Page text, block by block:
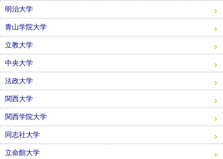
明治大学
青山学院大学
立教大学
中央大学
法政大学
関西大学
関西学院大学
同志社大学
立命館大学